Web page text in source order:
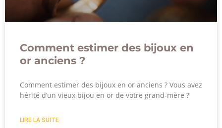
Comment estimer des bijoux en
or anciens ?
Comment estimer des bijoux en or anciens ? Vous avez
hérité d’un vieux bijou en or de votre grand-mère ?
LIRE LA SUITE